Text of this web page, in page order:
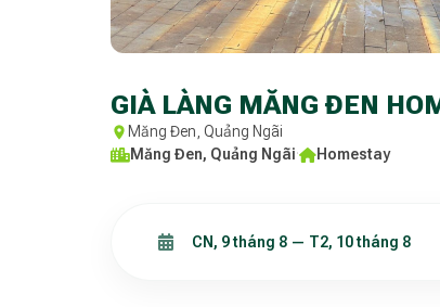
GIÀ LÀNG MĂNG ĐEN
Măng Đen, Quảng Ngãi
Măng Đen, Quảng Ngãi· Homestay